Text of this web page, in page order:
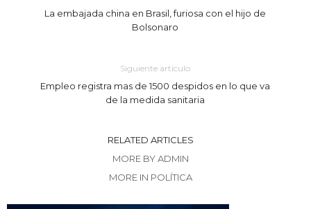
La embajada china en Brasil, furiosa con el hijo de
Bolsonaro
Siguiente artículo
Empleo registra mas de 1500 despidos en lo que va
de la medida sanitaria
RELATED ARTICLES
MORE BY ADMIN
MORE IN POLÍTICA